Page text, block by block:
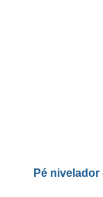
Pé nivelador